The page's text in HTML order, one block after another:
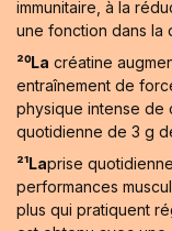
immunitaire, à la
une fonction dans la
²⁰La créatine
entraînement de
physique intense de
quotidienne de 3 g
²¹Laprise
performances
plus qui pratiquent